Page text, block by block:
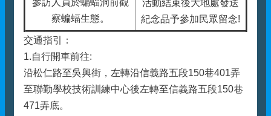
參訪人員於蝙蝠洞前觀
察蝙蝠生態。
活動結束後大地處發送
紀念品予參加民眾留念!
交通指引：
1.自行開車前往:
沿松仁路至吳興街，左轉沿信義路五段150巷401弄
至聯勤學校技術訓練中心後左轉至信義路五段150巷
471弄底。